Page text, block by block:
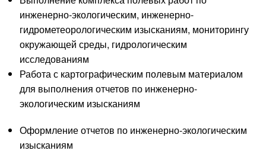
инженерно-экологическим, инженерно-
гидрометеорологическим изысканиям, мониторингу
окружающей среды, гидрологическим
исследованиям
Работа с картографическим полевым материалом
для выполнения отчетов по инженерно-
экологическим изысканиям
Оформление отчетов по инженерно-экологическим
изысканиям